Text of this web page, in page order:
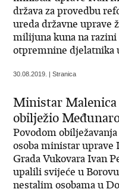
država za provedbu
ureda državne uprave
milijuna kuna na razini
otpremnine djelatnika
30.08.2019. | Stranica
Ministar
obilježio
Povodom
osoba ministar uprave
Grada Vukovara Ivan
upalili svijeće u
nestalim osobama u